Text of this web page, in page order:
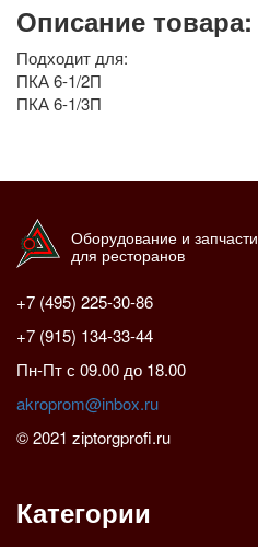
Описание товара:
Подходит для:
ПКА 6-1/2П
ПКА 6-1/3П
Оборудование и запчасти
для ресторанов
+7 (495) 225-30-86
+7 (915) 134-33-44
Пн-Пт с 09.00 до 18.00
akroprom@inbox.ru
© 2021 ziptorgprofi.ru
Категории